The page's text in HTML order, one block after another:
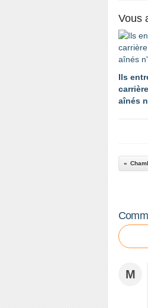
Vous
Ils
aînés
M